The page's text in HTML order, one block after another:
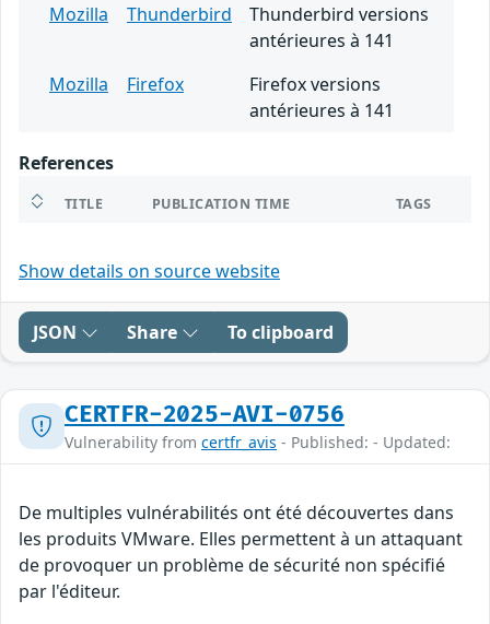
Mozilla
Thunderbird
Thunderbird versions
antérieures à 141
Mozilla
Firefox
Firefox versions
antérieures à 141
References
TITLE PUBLICATION TIME TAGS
Show details on source website
JSON Share To clipboard
CERTFR-2025-AVI-0756
Vulnerability from certfr_avis - Published: - Updated:
De multiples vulnérabilités ont été découvertes dans
les produits VMware. Elles permettent à un attaquant
de provoquer un problème de sécurité non spécifié
par l'éditeur.